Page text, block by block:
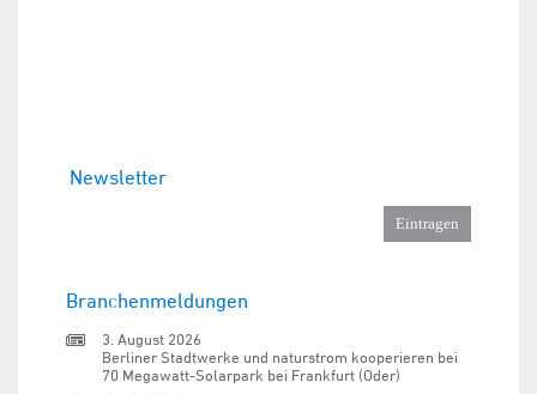
Newsletter
Branchenmeldungen
3. August 2026
Berliner Stadtwerke und naturstrom kooperieren bei
70 Megawatt-Solarpark bei Frankfurt (Oder)